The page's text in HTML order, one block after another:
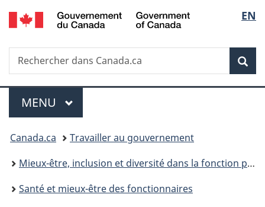
Passer
au
des
Passer
au
principal
Passer
à
Au
du
Passer
à
version
simplifiée
de
la
EN
Recherche
Rechercher
dans
Menu
MENU PRINCIPAL
Vous
êtes
ici :
Canada.ca
Travailler au gouvernement
Mieux-être, inclusion et diversité dans la fonction publique
Santé et mieux-être des fonctionnaires